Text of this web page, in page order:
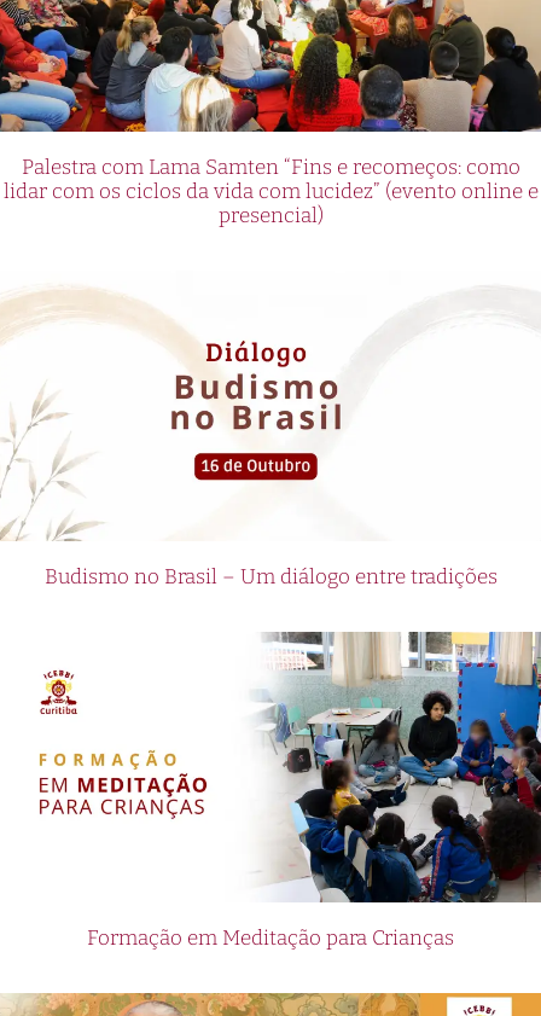
Palestra com Lama Samten “Fins e recomeços: como
lidar com os ciclos da vida com lucidez” (evento online e
presencial)
Budismo no Brasil – Um diálogo entre tradições
Formação em Meditação para Crianças